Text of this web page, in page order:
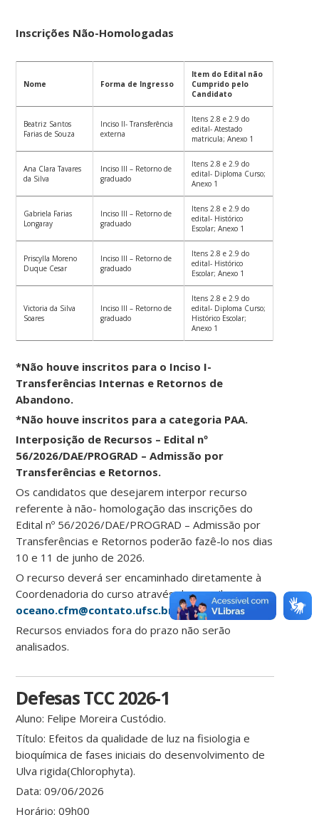
Inscrições Não-Homologadas
Nome Forma de Ingresso
Item do Edital não
Cumprido pelo
Candidato
Beatriz Santos
Farias de Souza
Inciso II- Transferência
externa
Itens 2.8 e 2.9 do
edital- Atestado
matricula; Anexo 1
Ana Clara Tavares
da Silva
Inciso III – Retorno de
graduado
Itens 2.8 e 2.9 do
edital- Diploma Curso;
Anexo 1
Gabriela Farias
Longaray
Inciso III – Retorno de
graduado
Itens 2.8 e 2.9 do
edital- Histórico
Escolar; Anexo 1
Priscylla Moreno
Duque Cesar
Inciso III – Retorno de
graduado
Itens 2.8 e 2.9 do
edital- Histórico
Escolar; Anexo 1
Victoria da Silva
Soares
Inciso III – Retorno de
graduado
Itens 2.8 e 2.9 do
edital- Diploma Curso;
Histórico Escolar;
Anexo 1
*Não houve inscritos para o Inciso I-
Transferências Internas e Retornos de
Abandono.
*Não houve inscritos para a categoria PAA.
Interposição de Recursos – Edital nº
56/2026/DAE/PROGRAD – Admissão por
Transferências e Retornos.
Os candidatos que desejarem interpor recurso
referente à não- homologação das inscrições do
Edital nº 56/2026/DAE/PROGRAD – Admissão por
Transferências e Retornos poderão fazê-lo nos dias
10 e 11 de junho de 2026.
O recurso deverá ser encaminhado diretamente à
Coordenadoria do curso através do e-mail
oceano.cfm@contato.ufsc.br
Recursos enviados fora do prazo não serão
analisados.
Defesas TCC 2026-1
Aluno: Felipe Moreira Custódio.
Título: Efeitos da qualidade de luz na fisiologia e
bioquímica de fases iniciais do desenvolvimento de
Ulva rigida(Chlorophyta).
Data: 09/06/2026
Horário: 09h00